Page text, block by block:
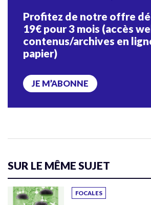
Profitez de notre offre
19€ pour 3 mois (accès
contenus/archives en
papier)
JE M’ABONNE
SUR LE MÊME SUJET
FOCALES